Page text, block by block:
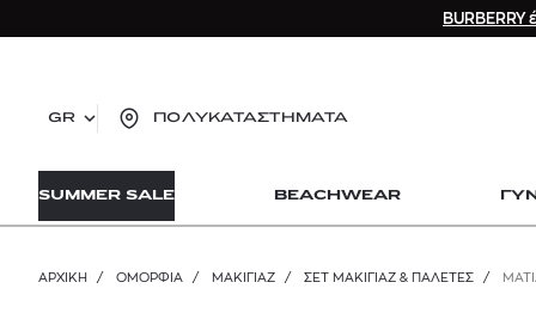
GR ΠΟΛΥΚΑΤΑΣΤΗΜΑΤΑ
SUMMER SALE BEACHWEAR
ΑΡΧΙΚΉ / ΟΜΟΡΦΙΑ / ΜΑΚΙΓΙΑΖ / ΣΕΤ ΜΑΚΙΓΙΆΖ & ΠΑΛΈΤΕΣ /